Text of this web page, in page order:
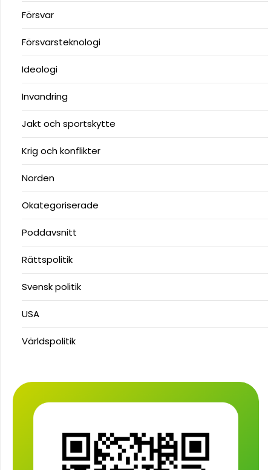
Försvar
Försvarsteknologi
Ideologi
Invandring
Jakt och sportskytte
Krig och konflikter
Norden
Okategoriserade
Poddavsnitt
Rättspolitik
Svensk politik
USA
Världspolitik